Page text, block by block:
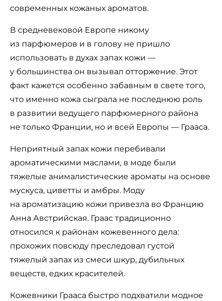
современных кожаных ароматов.
В средневековой Европе никому
из парфюмеров и в голову не пришло
использовать в духах запах кожи —
у большинства он вызывал отторжение. Этот
факт кажется особенно забавным в свете того,
что именно кожа сыграла не последнюю роль
в развитии ведущего парфюмерного района
не только Франции, но и всей Европы — Грааса.
Неприятный запах кожи перебивали
ароматическими маслами, в моде были
тяжелые анималистические ароматы на основе
мускуса, циветты и амбры. Моду
на ароматизацию кожи привезла во Францию
Анна Австрийская. Граас традиционно
относился к районам кожевенного дела:
прохожих повсюду преследовал густой
тяжелый запах из смеси шкур, дубильных
веществ, едких красителей.
Кожевники Грааса быстро подхватили модное